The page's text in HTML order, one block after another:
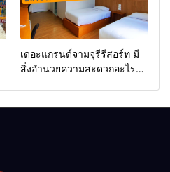
เดอะแกรนด์จามจุรีรีสอร์ท มี
สิ่งอำนวยความสะดวกอะไร